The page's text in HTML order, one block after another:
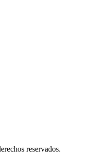
reservados.